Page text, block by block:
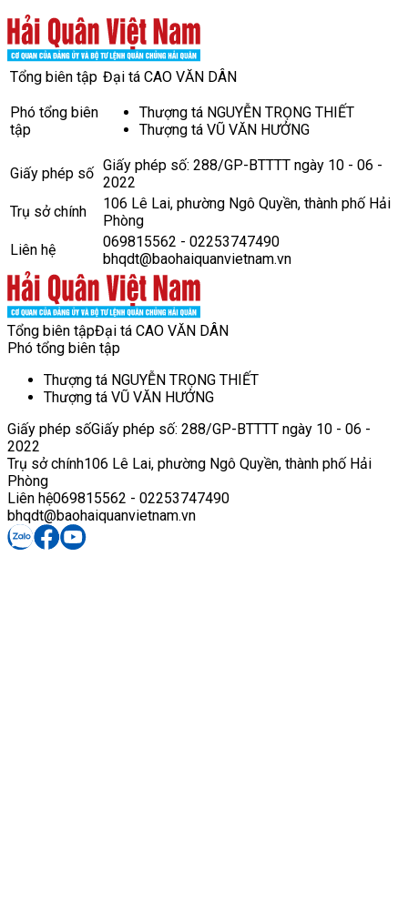
Tổng biên tập Đại tá CAO VĂN DÂN
Phó tổng biên
tập
Thượng tá NGUYỄN TRỌNG THIẾT
Thượng tá VŨ VĂN HƯỞNG
Giấy phép số Giấy phép số: 288/GP-BTTTT ngày 10 - 06 -
2022
Trụ sở chính
106 Lê Lai, phường Ngô Quyền, thành phố Hải
Phòng
Liên hệ
069815562 - 02253747490
bhqdt@baohaiquanvietnam.vn
Tổng biên tậpĐại tá CAO VĂN DÂN
Phó tổng biên tập
Thượng tá NGUYỄN TRỌNG THIẾT
Thượng tá VŨ VĂN HƯỞNG
Giấy phép sốGiấy phép số: 288/GP-BTTTT ngày 10 - 06 -
2022
Trụ sở chính106 Lê Lai, phường Ngô Quyền, thành phố Hải
Phòng
Liên hệ069815562 - 02253747490
bhqdt@baohaiquanvietnam.vn